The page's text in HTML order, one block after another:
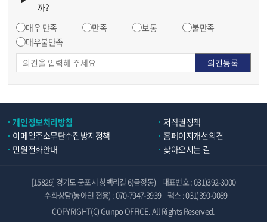
까?
매우 만족
만족 보통
불만족
매우불만족
개인정보처리방침
저작권정책
이메일주소무단수집방지정책
홈페이지개선의견
민원전화안내
찾아오시는 길
[15829] 경기도 군포시 청백리길 6(금정동)
대표번호 : 031)392-3000
수화상담(농아인 전용) : 070-7947-3939 팩스 : 031)390-0089
COPYRIGHT(C) Gunpo OFFICE. All Rights Reserved.